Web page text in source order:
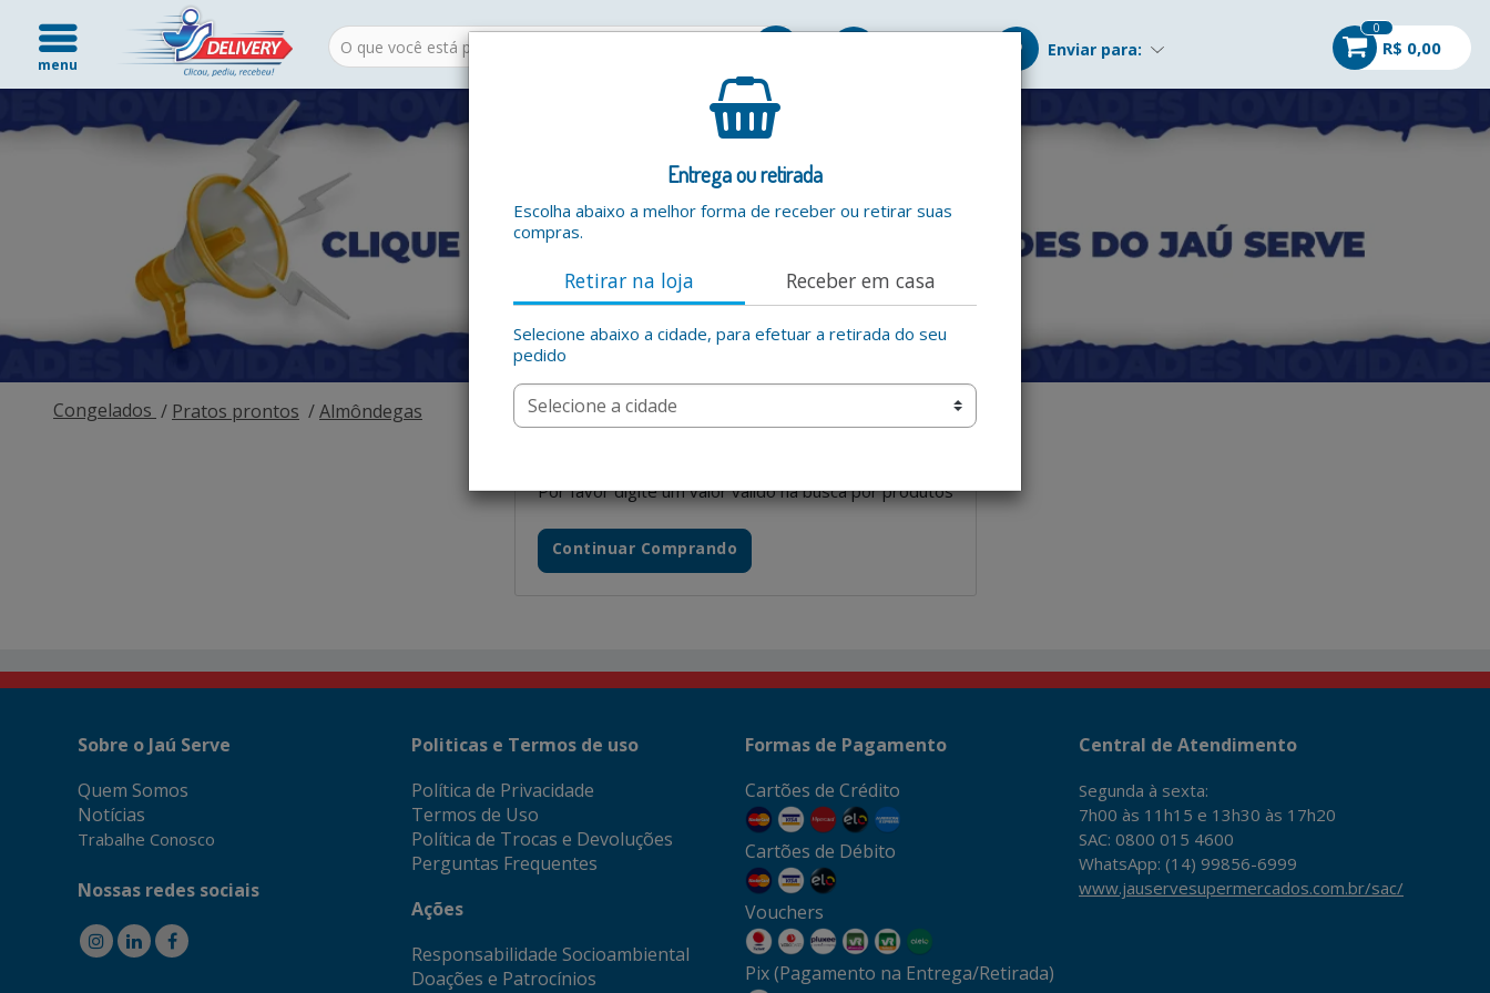
menu
Enviar para:
0
R$ 0,00
Entrega ou retirada
Escolha abaixo a melhor forma de receber ou retirar suas
compras.
Retirar na loja Receber em casa
Selecione abaixo a cidade, para efetuar a retirada do seu
pedido
Congelados Pratos prontos Almôndegas
Por favor digite um valor valido na busca por produtos
Continuar Comprando
Sobre o Jaú Serve
Quem Somos
Notícias
Trabalhe Conosco
Nossas redes sociais
Politicas e Termos de uso
Política de Privacidade
Termos de Uso
Política de Trocas e Devoluções
Perguntas Frequentes
Ações
Responsabilidade Socioambiental
Doações e Patrocínios
Formas de Pagamento
Cartões de Crédito
Cartões de Débito
Vouchers
Pix (Pagamento na Entrega/Retirada)
Central de Atendimento
Segunda à sexta:
7h00 às 11h15 e 13h30 às 17h20
SAC: 0800 015 4600
WhatsApp: (14) 99856-6999
www.jauservesupermercados.com.br/sac/